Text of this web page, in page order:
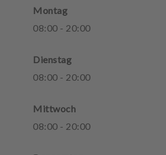
Montag
08:00 - 20:00
Dienstag
08:00 - 20:00
Mittwoch
08:00 - 20:00